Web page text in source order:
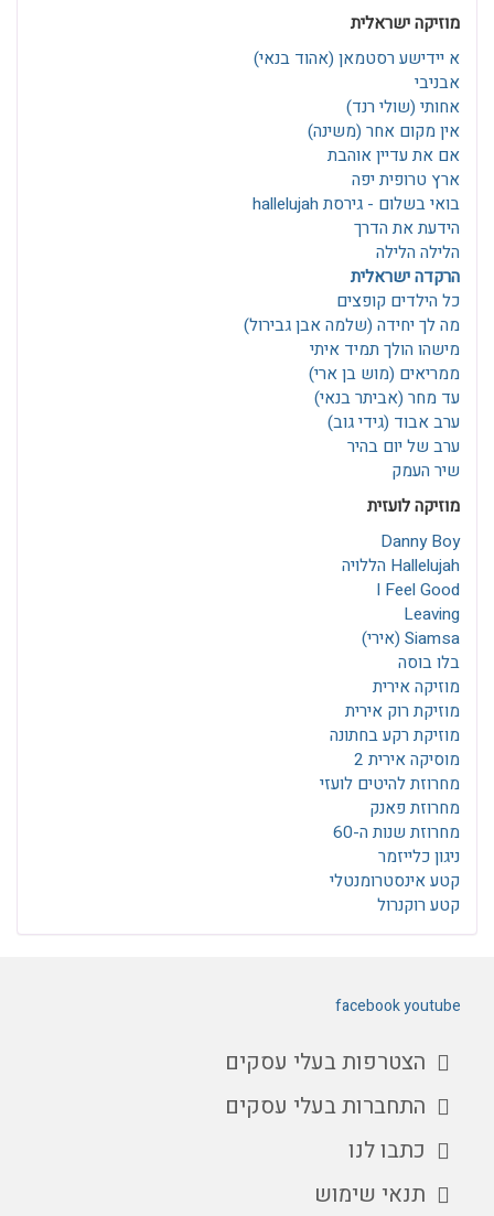
מוזיקה ישראלית
א יידישע רסטמאן‎ (אהוד בנאי)
אבניבי
אחותי (שולי רנד)
אין מקום אחר (משינה)
אם את עדיין אוהבת
ארץ טרופית יפה
בואי בשלום - גירסת hallelujah
הידעת את הדרך
הלילה הלילה
הרקדה ישראלית
כל הילדים קופצים
מה לך יחידה (שלמה אבן גבירול)
מישהו הולך תמיד איתי
ממריאים (מוש בן ארי)
עד מחר (אביתר בנאי)
ערב אבוד (גידי גוב)
ערב של יום בהיר
שיר העמק
מוזיקה לועזית
Danny Boy
Hallelujah הללויה
I Feel Good
Leaving
Siamsa (אירי)
בלו בוסה
מוזיקה אירית
מוזיקת רוק אירית
מוזיקת רקע בחתונה
מוסיקה אירית 2
מחרוזת להיטים לועזי
מחרוזת פאנק
מחרוזת שנות ה-60
ניגון כלייזמר
קטע אינסטרומנטלי
קטע רוקנרול
facebookyoutube
הצטרפות בעלי עסקים
התחברות בעלי עסקים
כתבו לנו
תנאי שימוש